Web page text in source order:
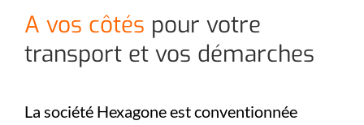
A vos côtés pour votre
transport et vos démarches
La société Hexagone est conventionnée